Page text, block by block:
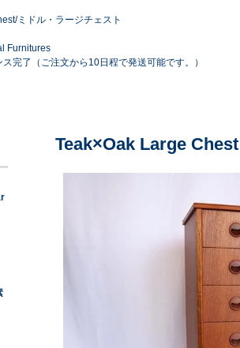
ミドル・ラージチェスト
Furnitures
ス完了（ご注文から10日程で発送可能です。）
Teak×Oak Large Chest